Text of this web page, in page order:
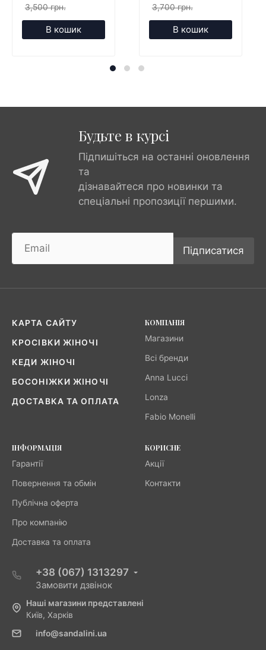
3,500 грн.
В кошик
3,700 грн.
В кошик
Будьте в курсі
Підпишіться на останні оновлення
та
дізнавайтеся про новинки та
спеціальні пропозиції першими.
Підписатися
КАРТА САЙТУ
КРОСІВКИ ЖІНОЧІ
КЕДИ ЖІНОЧІ
БОСОНІЖКИ ЖІНОЧІ
ДОСТАВКА ТА ОПЛАТА
КОМПАНІЯ
Магазини
Всі бренди
Anna Lucci
Lonza
Fabio Monelli
ІНФОРМАЦІЯ
Гарантії
Повернення та обмін
Публічна оферта
Про компанію
Доставка та оплата
КОРИСНЕ
Акції
Контакти
+38 (067) 1313297
Замовити дзвінок
Наші магазини представлені
Київ, Харків
info@sandalini.ua